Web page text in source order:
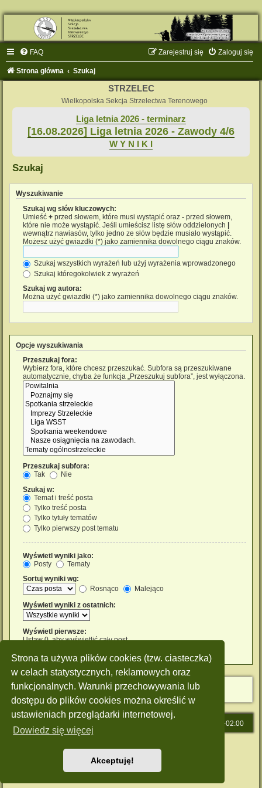
Strona ta używa plików cookies (tzw. ciasteczka)
w celach statystycznych, reklamowych oraz
funkcjonalnych. Warunki przechowywania lub
dostępu do plików cookies można określić w
ustawieniach przeglądarki internetowej.
Dowiedz się więcej
Akceptuję!
FAQ Zaloguj się
Zarejestruj się
Strona główna Szukaj
STRZELEC
Wielkopolska Sekcja Strzelectwa Terenowego
Liga letnia 2026 - terminarz
[16.08.2026] Liga letnia 2026 - Zawody 4/6
W Y N I K I
Szukaj
Wyszukiwanie
Szukaj wg słów kluczowych:
Umieść + przed słowem, które musi wystąpić oraz - przed słowem,
które nie może wystąpić. Jeśli umieścisz listę słów oddzielonych
wewnątrz nawiasów, tylko jedno ze słów będzie musiało wystąpić.
Możesz użyć gwiazdki (*) jako zamiennika dowolnego ciągu znaków.
Szukaj wszystkich wyrażeń lub użyj wyrażenia wprowadzonego
Szukaj któregokolwiek z wyrażeń
Szukaj wg autora:
Można użyć gwiazdki (*) jako zamiennika dowolnego ciągu znaków.
Opcje wyszukiwania
Przeszukaj fora:
Wybierz fora, które chcesz przeszukać. Subfora są przeszukiwane
automatycznie, chyba że funkcja „Przeszukuj subfora”, jest wyłączona.
Przeszukaj subfora:
Tak
Nie
Szukaj w:
Temat i treść posta
Tylko treść posta
Tylko tytuły tematów
Tylko pierwszy post tematu
Wyświetl wyniki jako:
Posty
Tematy
Sortuj wyniki wg:
Rosnąco
Malejąco
Wyświetl wyniki z ostatnich:
Wyświetl pierwsze:
Ustaw 0, aby wyświetlić cały post.
UTC+02:00
Style: Green-Style by Joyce&LunaphpBB-Style-Design
Zasady ochrony danych osobowych |Regulamin